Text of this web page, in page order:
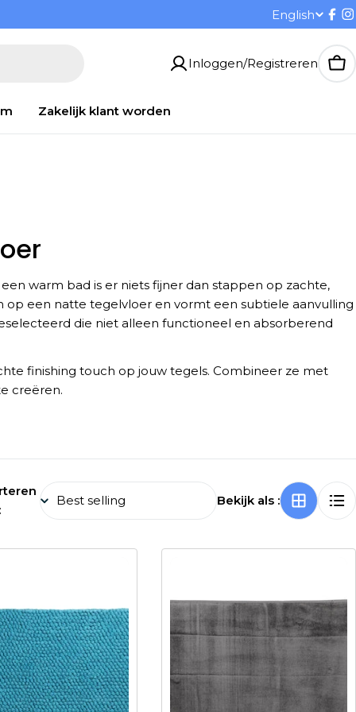
T
a
l
English
Inloggen/Registreren
Zakelijk klant worden
warm bad is er niets fijner dan stappen op zachte,
een natte tegelvloer en vormt een subtiele aanvulling
die niet alleen functioneel en absorberend
finishing touch op jouw tegels. Combineer ze met
creëren.
Bekijk als :